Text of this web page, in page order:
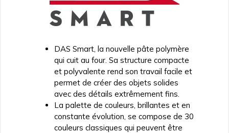
DAS Smart, la nouvelle pâte polymère
qui cuit au four. Sa structure compacte
et polyvalente rend son travail facile et
permet de créer des objets solides
avec des détails extrêmement fins.
La palette de couleurs, brillantes et en
constante évolution, se compose de 30
couleurs classiques qui peuvent être